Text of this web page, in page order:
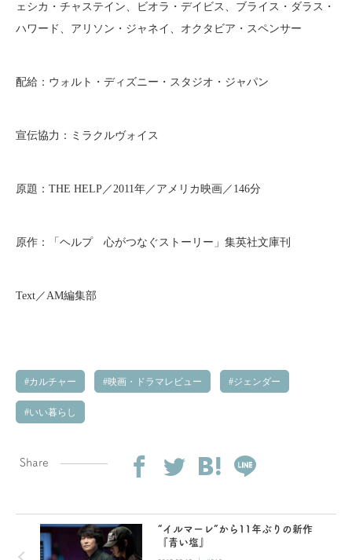
ェシカ・チャステイン、ビオラ・デイビス、ブライス・ダラス・
ハワード、アリソン・ジャネイ、オクタビア・スペンサー
配給：ウォルト・ディズニー・スタジオ・ジャパン
宣伝協力：ミラクルヴォイス
原題：THE HELP／2011年／アメリカ映画／146分
原作：「ヘルプ 心がつなぐストーリー」集英社文庫刊
Text／AM編集部
カルチャー 映画・ドラマレビュー ジェンダー
いい暮らし
Share
“イルマーレ”から11年ぶりの新作
『青い塩』